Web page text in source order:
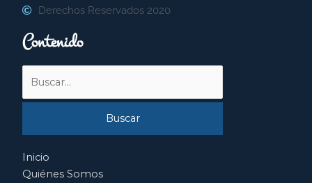
Derechos Reservados 2020
Contenido
por:
Inicio
Quiénes Somos